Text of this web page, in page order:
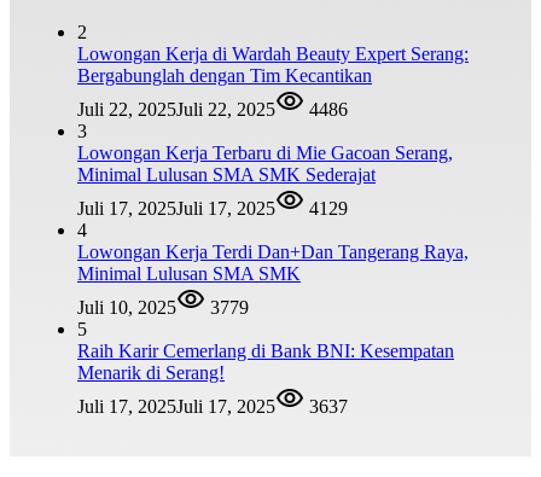
2
Lowongan Kerja di Wardah Beauty Expert Serang:
Bergabunglah dengan Tim Kecantikan
Juli 22, 2025Juli 22, 2025
4486
3
Lowongan Kerja Terbaru di Mie Gacoan Serang,
Minimal Lulusan SMA SMK Sederajat
Juli 17, 2025Juli 17, 2025
4129
4
Lowongan Kerja Terdi Dan+Dan Tangerang Raya,
Minimal Lulusan SMA SMK
Juli 10, 2025
3779
5
Raih Karir Cemerlang di Bank BNI: Kesempatan
Menarik di Serang!
Juli 17, 2025Juli 17, 2025 3637